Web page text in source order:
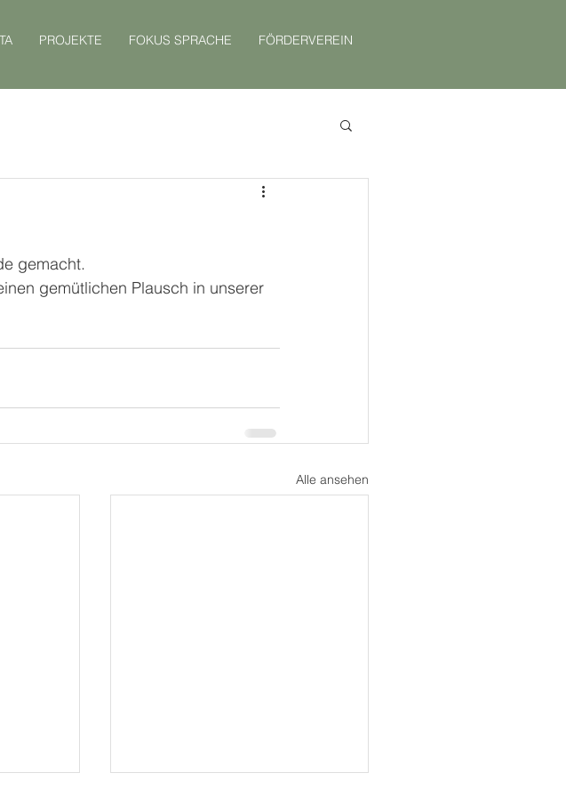
PROJEKTE FOKUS SPRACHE FÖRDERVEREIN
gemacht.
gemütlichen Plausch in unserer
Alle ansehen